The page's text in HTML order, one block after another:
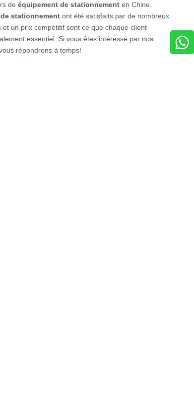
de équipement de stationnement en Chine.
stationnement ont été satisfaits par de nombreux
un prix compétitif sont ce que chaque client
essentiel. Si vous êtes intéressé par nos
répondrons à temps!